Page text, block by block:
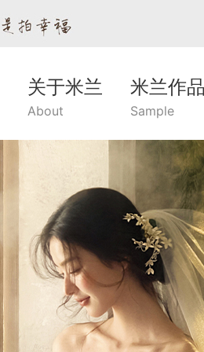
关于米兰
About
米兰作
Sample